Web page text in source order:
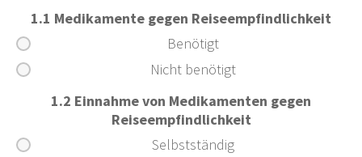
1.1 Medikamente gegen Reiseempfindlichkeit
Benötigt
Nicht benötigt
1.2 Einnahme von Medikamenten gegen
Reiseempfindlichkeit
Selbstständig